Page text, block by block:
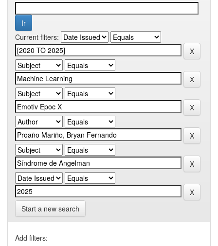
Current filters:
Start a new search
Add filters: